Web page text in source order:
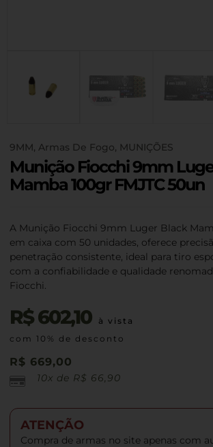
9MM, Armas De Fogo, MUNIÇÕES
Munição Fiocchi 9mm
Mamba 100gr FMJTC 50un
A Munição Fiocchi 9mm Luger Black
em caixa com 50 unidades, oferece
penetração consistente, ideal para tiro
com a confiabilidade e qualidade
Fiocchi.
R$602,10
à vista
com 10% de desconto
R$ 669,00
10x de R$ 66,90
ATENÇÃO
Compra de armas no site apenas com